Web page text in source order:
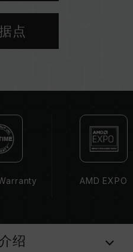
内存，将可能导致系统
以 SPD 默认频率
如 DDR5-4800 (或更
品瑕疵。
者手动启用，部分主
高可达频率，并非所有系
点
AMD EXPO
绍